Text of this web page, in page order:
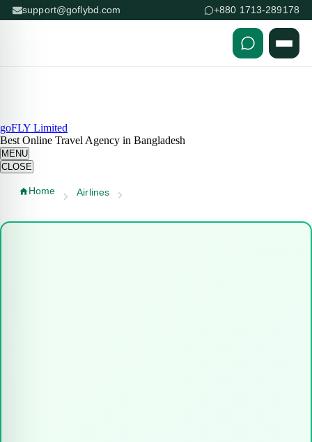
support@goflybd.com +880 1713-289178
goFLY Limited
Best Online Travel Agency in Bangladesh
MENU
CLOSE
Home Airlines